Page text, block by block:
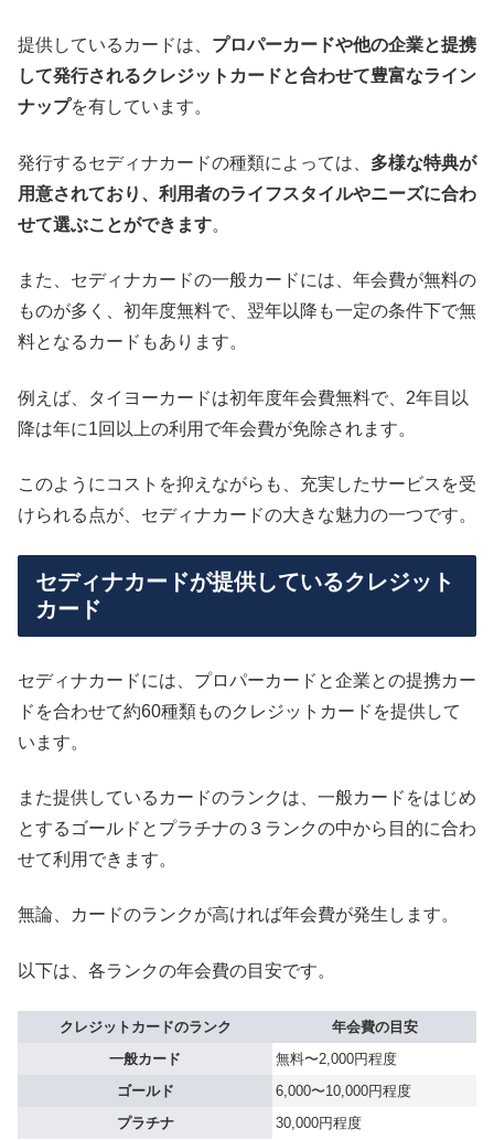
提供しているカードは、 プロパーカードや他の企業と提携
して発行されるクレジットカードと合わせて豊富なライン
ナップを有しています。
発行するセディナカードの種類によっては、 多様な特典が
用意されており、利用者のライフスタイルやニーズに合わ
せて選ぶことができます。
また、セディナカードの一般カードには、年会費が無料の
ものが多く、初年度無料で、翌年以降も一定の条件下で無
料となるカードもあります。
例えば、タイヨーカードは初年度年会費無料で、2年目以
降は年に1回以上の利用で年会費が免除されます。
このようにコストを抑えながらも、充実したサービスを受
けられる点が、セディナカードの大きな魅力の一つです。
セディナカードが提供しているクレジット
カード
セディナカードには、プロパーカードと企業との提携カー
ドを合わせて約60種類ものクレジットカードを提供して
います。
また提供しているカードのランクは、一般カードをはじめ
とするゴールドとプラチナの３ランクの中から目的に合わ
せて利用できます。
無論、カードのランクが高ければ年会費が発生します。
以下は、各ランクの年会費の目安です。
クレジットカードのランク
年会費の目安
一般カード
無料〜2,000円程度
ゴールド
6,000〜10,000円程度
プラチナ
30,000円程度